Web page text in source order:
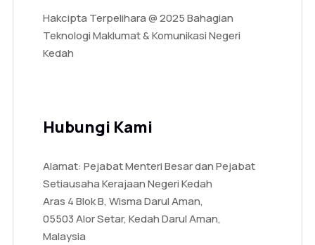
Hakcipta Terpelihara @ 2025 Bahagian
Teknologi Maklumat & Komunikasi Negeri
Kedah
Hubungi Kami
Alamat: Pejabat Menteri Besar dan Pejabat
Setiausaha Kerajaan Negeri Kedah
Aras 4 Blok B, Wisma Darul Aman,
05503 Alor Setar, Kedah Darul Aman,
Malaysia